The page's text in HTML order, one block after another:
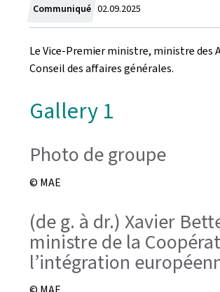
Communiqué Crée
le
02.09.2025
Le Vice-Premier ministre, ministre des
Conseil des affaires générales.
Gallery 1
Photo de groupe
© MAE
(de g. à dr.) Xavier
ministre de la
l’intégration